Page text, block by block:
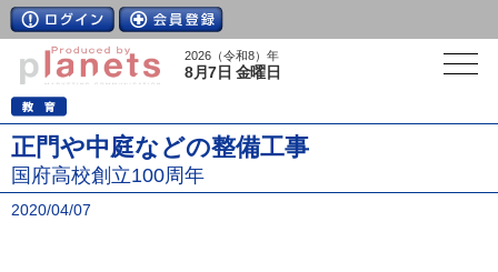
2026（令和8）年
8月7日 金曜日
正門や中庭などの整備工事
国府高校創立100周年
2020/04/07